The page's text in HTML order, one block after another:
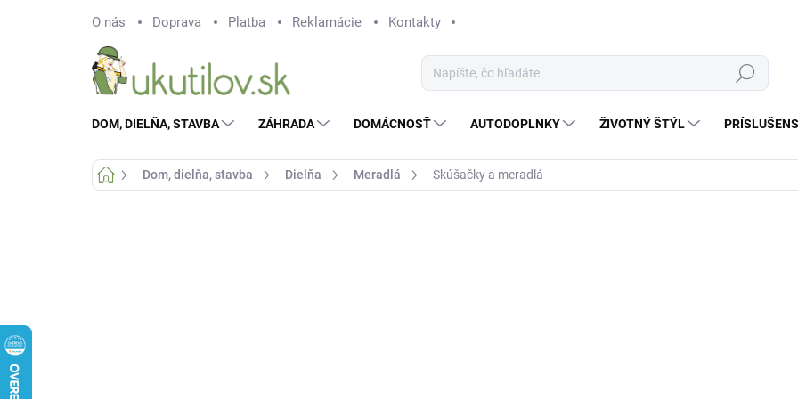
O nás Doprava Platba Reklamácie Kontakty
Hľadať
DOM, DIELŇA, STAVBA ZÁHRADA DOMÁCNOSŤ AUTODOPLNKY ŽIVOTNÝ ŠTÝL
DomovDom, dielňa, stavba Dielňa Meradlá Skúšačky a meradlá